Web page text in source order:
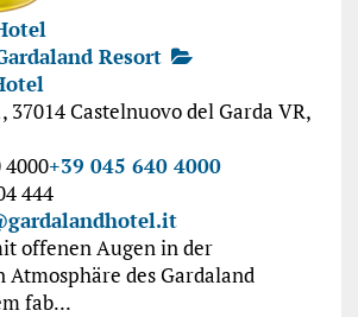
Resort
37014 Castelnuovo del Garda VR,
4000+39 045 640 4000
444
offenen Augen in der
des Gardaland
fab...